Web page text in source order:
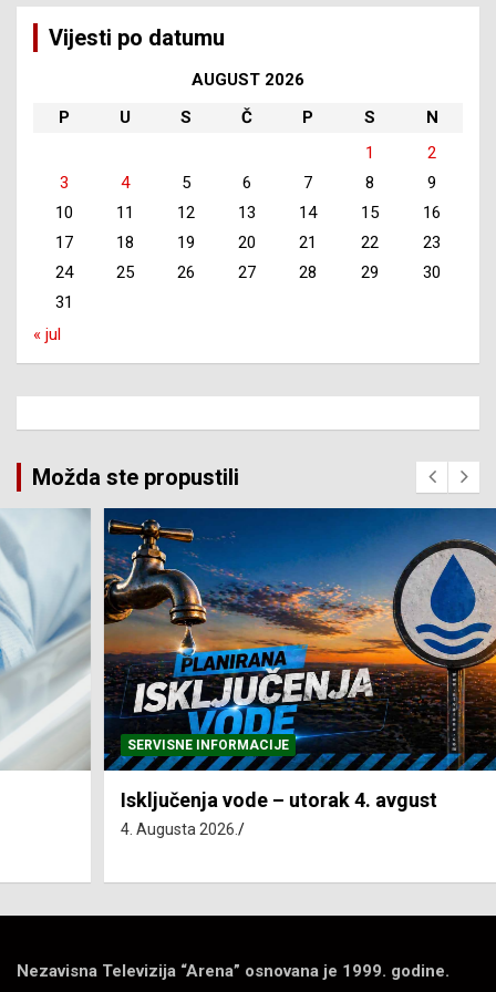
Vijesti po datumu
AUGUST 2026
P
U S Č P S
N
1
2
3
4 5 6 7 8
9
10
11 12 13 14 15
16
17
18 19 20 21 22
23
24
25 26 27 28 29
30
31
« jul
Možda ste propustili
SERVISNE INFORMACIJE
Isključenja vode – utorak 4. avgust
4. Augusta 2026.
Nezavisna Televizija “Arena” osnovana je 1999. godine.